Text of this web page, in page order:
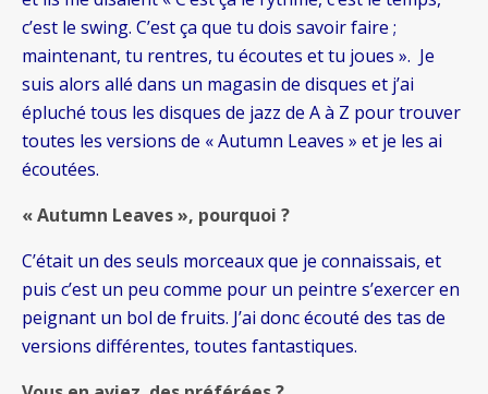
c’est le swing. C’est ça que tu dois savoir faire ;
maintenant, tu rentres, tu écoutes et tu joues ». Je
suis alors allé dans un magasin de disques et j’ai
épluché tous les disques de jazz de A à Z pour trouver
toutes les versions de « Autumn Leaves » et je les ai
écoutées.
« Autumn Leaves », pourquoi ?
C’était un des seuls morceaux que je connaissais, et
puis c’est un peu comme pour un peintre s’exercer en
peignant un bol de fruits. J’ai donc écouté des tas de
versions différentes, toutes fantastiques.